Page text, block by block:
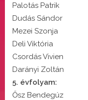
Palotás Patrik
Dudás Sándor
Mezei Szonja
Deli Viktória
Csordás Vivien
Darányi Zoltán
5. évfolyam:
Ősz Bendegúz